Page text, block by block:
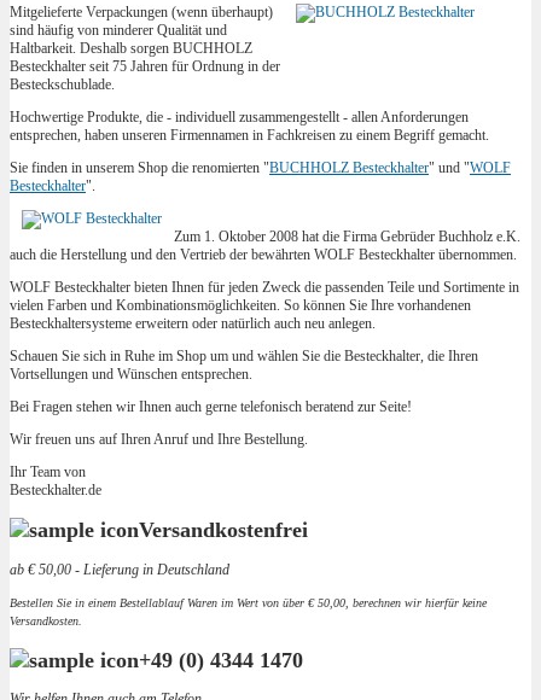
Mitgelieferte Verpackungen (wenn überhaupt)
sind häufig von minderer Qualität und
Haltbarkeit. Deshalb sorgen BUCHHOLZ
Besteckhalter seit 75 Jahren für Ordnung in der
Besteckschublade.
Hochwertige Produkte, die - individuell zusammengestellt - allen Anforderungen
entsprechen, haben unseren Firmennamen in Fachkreisen zu einem Begriff gemacht.
Sie finden in unserem Shop die renomierten "BUCHHOLZ Besteckhalter" und "WOLF
Besteckhalter".
Zum 1. Oktober 2008 hat die Firma Gebrüder Buchholz e.K.
auch die Herstellung und den Vertrieb der bewährten WOLF Besteckhalter übernommen.
WOLF Besteckhalter bieten Ihnen für jeden Zweck die passenden Teile und Sortimente in
vielen Farben und Kombinationsmöglichkeiten. So können Sie Ihre vorhandenen
Besteckhaltersysteme erweitern oder natürlich auch neu anlegen.
Schauen Sie sich in Ruhe im Shop um und wählen Sie die Besteckhalter, die Ihren
Vortsellungen und Wünschen entsprechen.
Bei Fragen stehen wir Ihnen auch gerne telefonisch beratend zur Seite!
Wir freuen uns auf Ihren Anruf und Ihre Bestellung.
Ihr Team von
Besteckhalter.de
Versandkostenfrei
ab € 50,00 - Lieferung in Deutschland
Bestellen Sie in einem Bestellablauf Waren im Wert von über € 50,00, berechnen wir hierfür keine
Versandkosten.
+49 (0) 4344 1470